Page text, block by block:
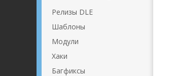
Релизы DLE
Шаблоны
Модули
Хаки
Багфиксы